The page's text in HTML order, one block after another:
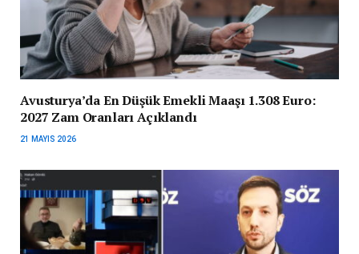
Avusturya’da En Düşük Emekli Maaşı 1.308 Euro:
2027 Zam Oranları Açıklandı
21 MAYIS 2026